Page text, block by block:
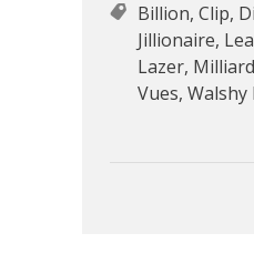
Billion, Clip,
Jillionaire,
Lazer, Milliard
Vues, Walshy